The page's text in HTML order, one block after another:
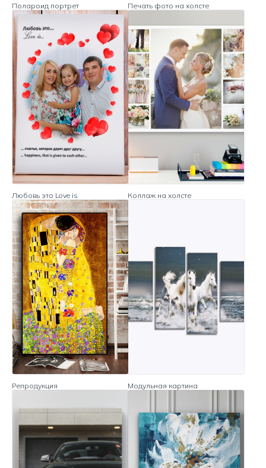
Полароид портрет Печать фото на холсте
Любовь это Love is Коллаж на холсте
Репродукция Модульная картина